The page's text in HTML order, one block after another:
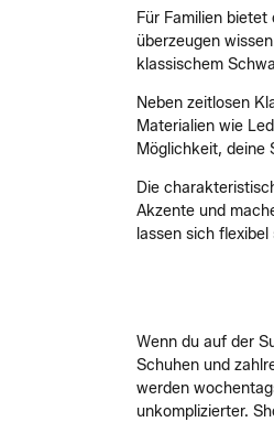
Für Familien
überzeugen
klassischem
Neben zeitlosen
Materialien wie
Möglichkeit, deine
Die
Akzente und
lassen sich
Wenn du auf der
Schuhen und
werden
unkomplizierter.